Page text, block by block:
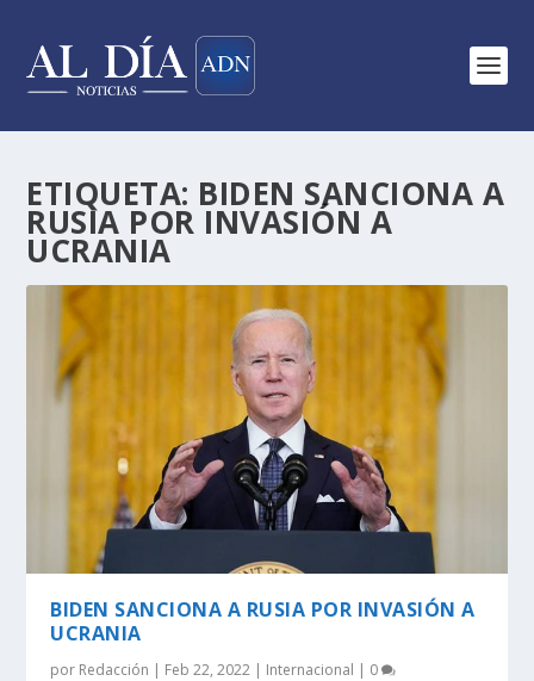
ETIQUETA: BIDEN SANCIONA A
RUSIA POR INVASIÓN A
UCRANIA
BIDEN SANCIONA A RUSIA POR INVASIÓN A
UCRANIA
por Redacción | Feb 22, 2022 | Internacional | 0